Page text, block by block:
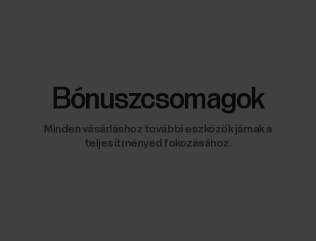
Bónuszcsomagok
Minden vásárláshoz további eszközök járnak a
teljesítményed fokozásához.